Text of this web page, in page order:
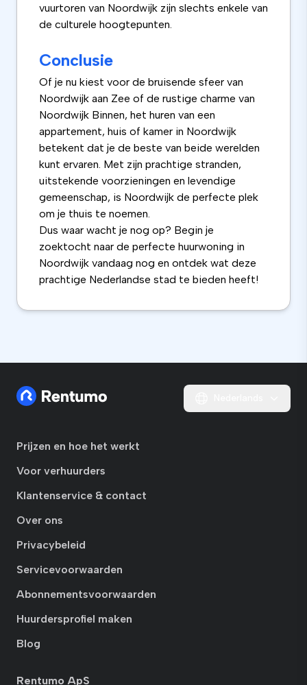
vuurtoren van Noordwijk zijn slechts enkele van
de culturele hoogtepunten.
Conclusie
Of je nu kiest voor de bruisende sfeer van
Noordwijk aan Zee of de rustige charme van
Noordwijk Binnen, het huren van een
appartement, huis of kamer in Noordwijk
betekent dat je de beste van beide werelden
kunt ervaren. Met zijn prachtige stranden,
uitstekende voorzieningen en levendige
gemeenschap, is Noordwijk de perfecte plek
om je thuis te noemen.
Dus waar wacht je nog op? Begin je
zoektocht naar de perfecte huurwoning in
Noordwijk vandaag nog en ontdek wat deze
prachtige Nederlandse stad te bieden heeft!
Prijzen en hoe het werkt
Voor verhuurders
Klantenservice & contact
Over ons
Privacybeleid
Servicevoorwaarden
Abonnementsvoorwaarden
Huurdersprofiel maken
Blog
Rentumo ApS